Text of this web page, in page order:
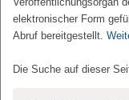
elektronischer Form
Abruf bereitgestellt.
Die Suche auf dieser